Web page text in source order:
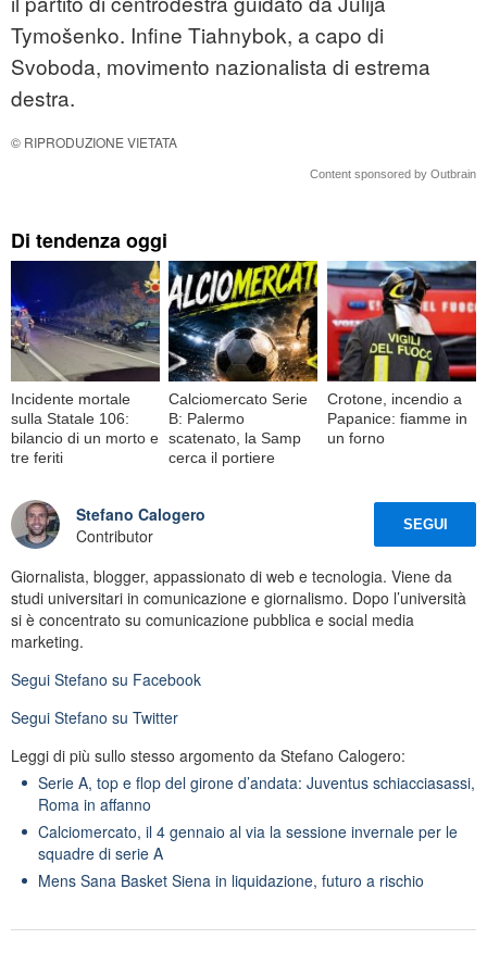
Tymošenko. Infine Tiahnybok, a capo di
Svoboda, movimento nazionalista di estrema
destra.
© RIPRODUZIONE VIETATA
Content sponsored by Outbrain
Di tendenza oggi
Incidente mortale
sulla Statale 106:
bilancio di un morto e
tre feriti
Calciomercato Serie
B: Palermo
scatenato, la Samp
cerca il portiere
Crotone, incendio a
Papanice: fiamme in
un forno
Stefano Calogero
Contributor
SEGUI
Giornalista, blogger, appassionato di web e tecnologia. Viene da
studi universitari in comunicazione e giornalismo. Dopo l’università
si è concentrato su comunicazione pubblica e social media
marketing.
Segui Stefano su Facebook
Segui Stefano su Twitter
Leggi di più sullo stesso argomento da Stefano Calogero:
Serie A, top e flop del girone d’andata: Juventus schiacciasassi,
Roma in affanno
Calciomercato, il 4 gennaio al via la sessione invernale per le
squadre di serie A
Mens Sana Basket Siena in liquidazione, futuro a rischio